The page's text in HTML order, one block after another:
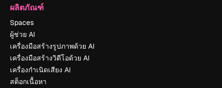
ผลิตภัณฑ์
Spaces
ผู้ช่วย AI
เครื่องมือสร้างรูปภาพด้วย AI
เครื่องมือสร้างวิดีโอด้วย AI
เครื่องกำเนิดเสียง AI
สต็อกเนื้อหา